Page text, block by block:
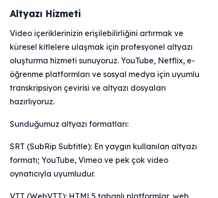
Altyazı Hizmeti
Video içeriklerinizin erişilebilirliğini artırmak ve
küresel kitlelere ulaşmak için profesyonel altyazı
oluşturma hizmeti sunuyoruz. YouTube, Netflix, e-
öğrenme platformları ve sosyal medya için uyumlu
transkripsiyon çevirisi ve altyazı dosyaları
hazırlıyoruz.
Sunduğumuz altyazı formatları:
SRT (SubRip Subtitle): En yaygın kullanılan altyazı
formatı; YouTube, Vimeo ve pek çok video
oynatıcıyla uyumludur.
VTT (WebVTT): HTML5 tabanlı platformlar, web